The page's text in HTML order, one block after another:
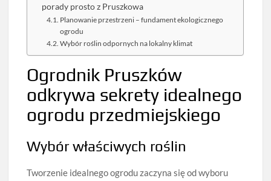
porady prosto z Pruszkowa
Planowanie przestrzeni – fundament ekologicznego
ogrodu
Wybór roślin odpornych na lokalny klimat
Ogrodnik Pruszków
odkrywa sekrety idealnego
ogrodu przedmiejskiego
Wybór właściwych roślin
Tworzenie idealnego ogrodu zaczyna się od wyboru